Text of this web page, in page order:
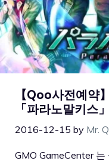
【Qoo사전예약
「파라노말키스
2016-12-15 by Mr.
GMO GameCenter